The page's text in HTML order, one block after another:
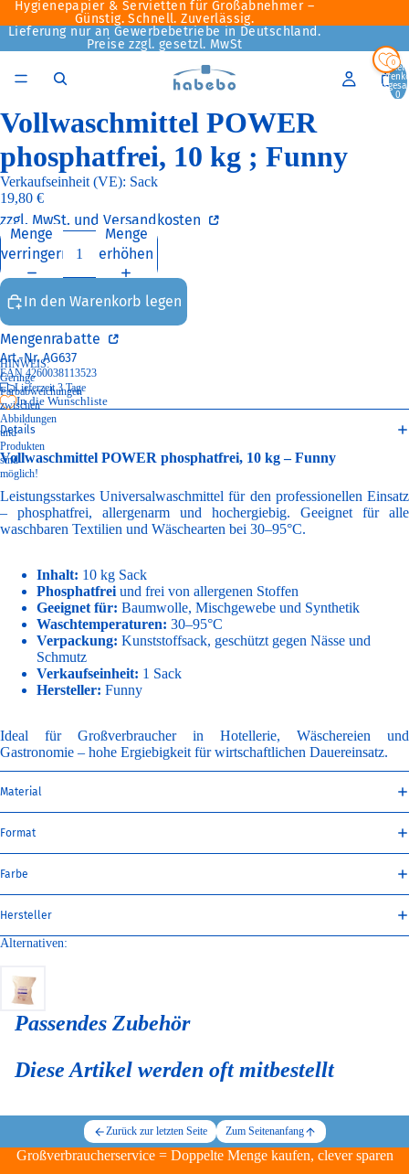
Hygienepapier & Servietten für Großabnehmer –
Günstig. Schnell. Zuverlässig.
Lieferung nur an Gewerbebetriebe in Deutschland.
Preise zzgl. gesetzl. MwSt
Artikel
0
HINWEIS:
Geringe
Farbabweichungen
zwischen
Abbildungen
und
Produkten
sind
möglich!
Vollwaschmittel POWER
phosphatfrei, 10 kg ; Funny
Verkaufseinheit (VE): Sack
19,80 €
zzgl. MwSt. und Versandkosten
Menge
verringern
Menge
erhöhen
In den Warenkorb legen
Mengenrabatte
Art.-Nr.AG637
EAN 4260038113523
Lieferzeit 3 Tage
In die Wunschliste
Details
Vollwaschmittel POWER phosphatfrei, 10 kg – Funny
Leistungsstarkes Universalwaschmittel für den professionellen Einsatz
– phosphatfrei, allergenarm und hochergiebig. Geeignet für alle
waschbaren Textilien und Wäschearten bei 30–95°C.
Inhalt: 10 kg Sack
Phosphatfrei und frei von allergenen Stoffen
Geeignet für: Baumwolle, Mischgewebe und Synthetik
Waschtemperaturen: 30–95°C
Verpackung: Kunststoffsack, geschützt gegen Nässe und
Schmutz
Verkaufseinheit: 1 Sack
Hersteller: Funny
Ideal für Großverbraucher in Hotellerie, Wäschereien und
Gastronomie – hohe Ergiebigkeit für wirtschaftlichen Dauereinsatz.
Material
Format
Farbe
Hersteller
Alternativen:
Passendes Zubehör
Diese Artikel werden oft mitbestellt
Zurück zur letzten Seite Zum Seitenanfang
Großverbraucherservice = Doppelte Menge kaufen, clever sparen
0